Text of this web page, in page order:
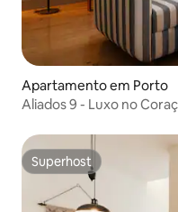
Apartamento em Porto
Aliados 9 - Luxo no
Superhost
Superhost